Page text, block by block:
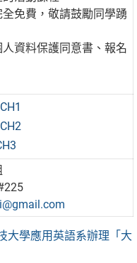
免費，敬請鼓勵同學踴
資料保護同意書、報名
大學應用英語系辦理「大